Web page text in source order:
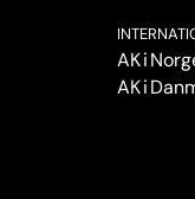
AK i
AK i